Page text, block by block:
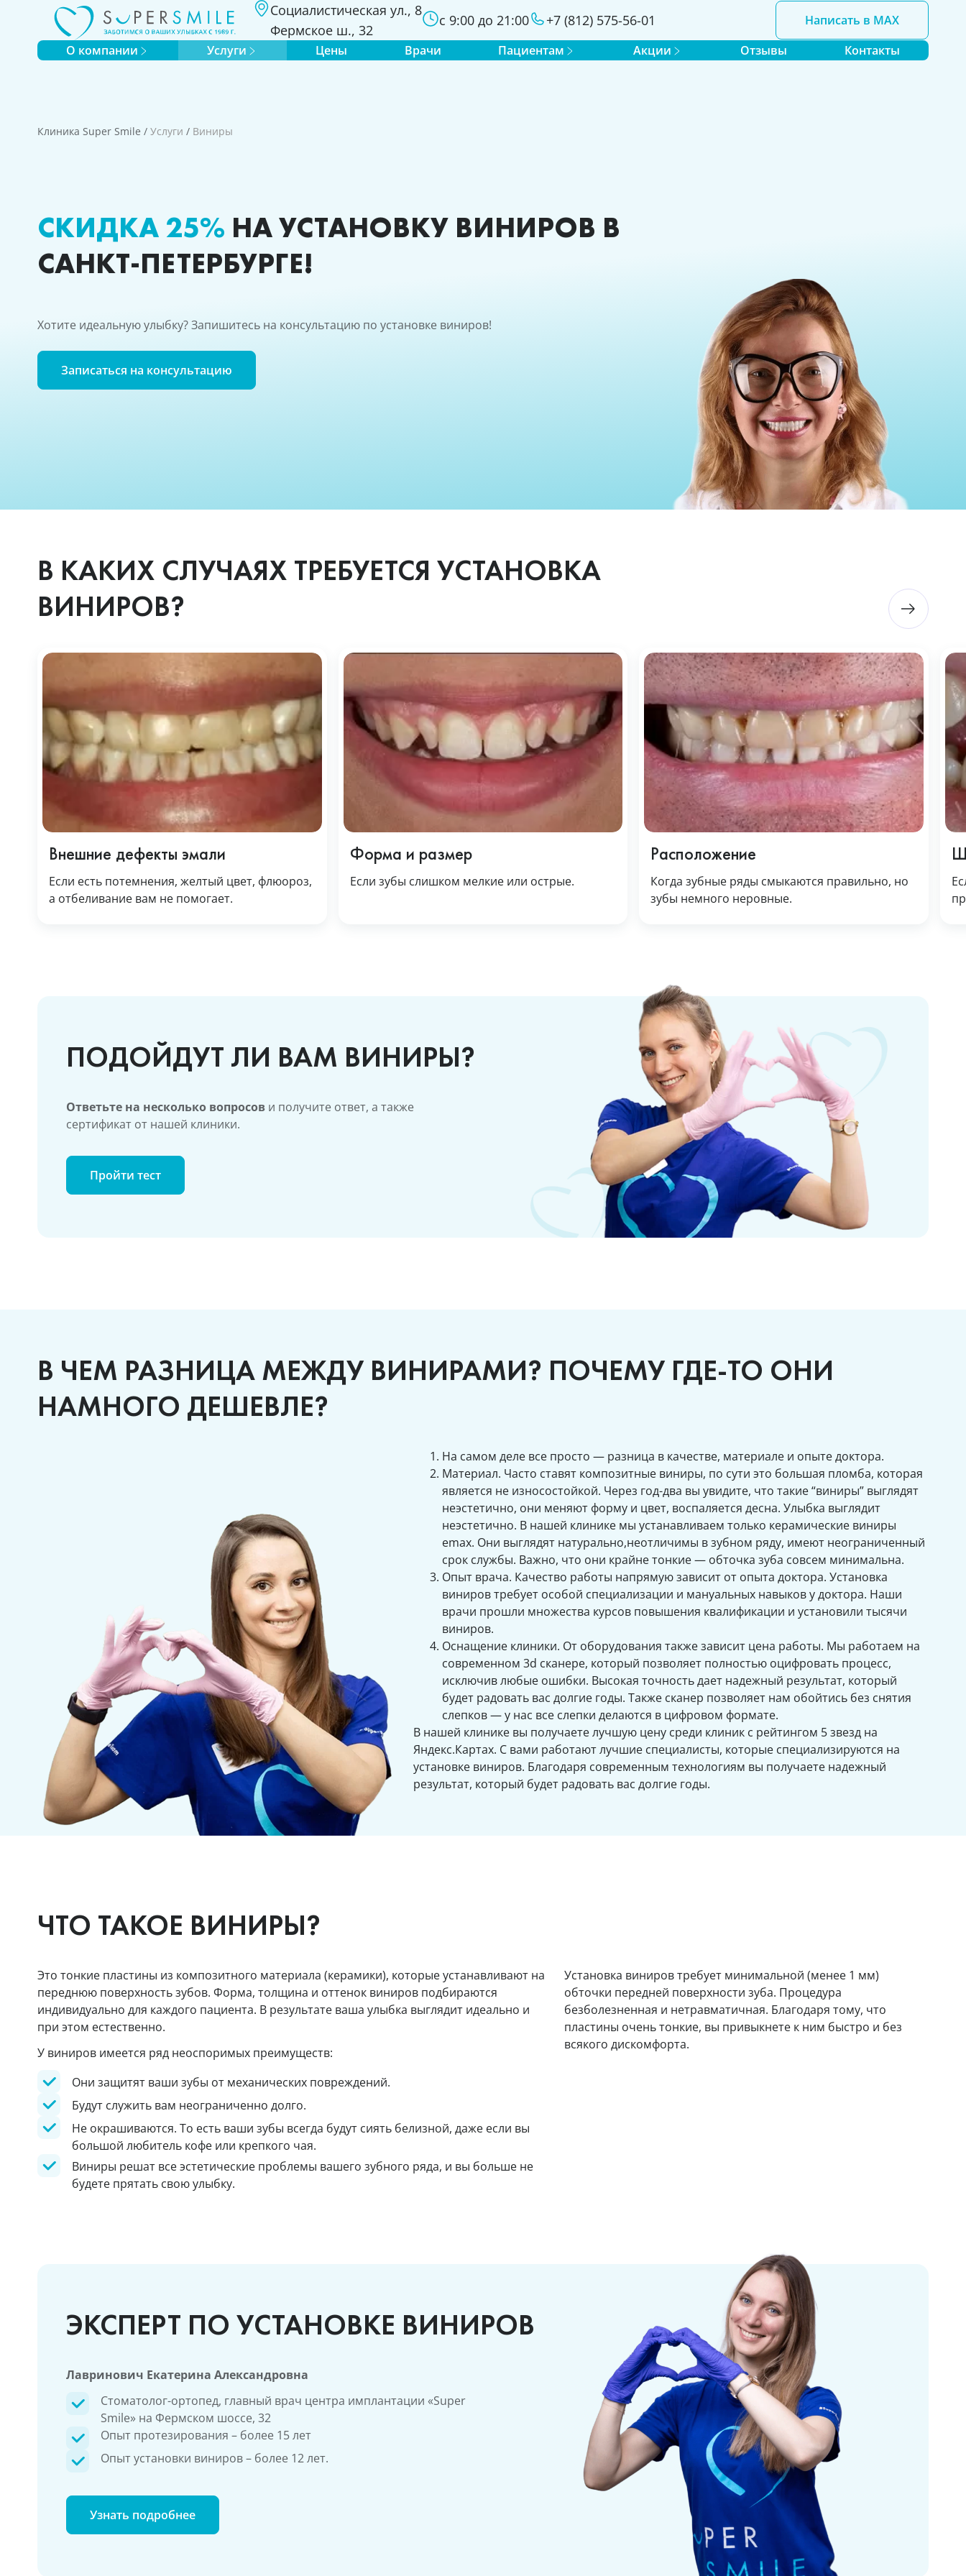
Клиника Super Smile / Услуги / Виниры
СКИДКА 25% НА УСТАНОВКУ ВИНИРОВ В
САНКТ-ПЕТЕРБУРГЕ!
Хотите идеальную улыбку? Запишитесь на консультацию по установке виниров!
Записаться на консультацию
В КАКИХ СЛУЧАЯХ ТРЕБУЕТСЯ УСТАНОВКА
ВИНИРОВ?
Внешние дефекты эмали
Если есть потемнения, желтый цвет, флюороз,
а отбеливание вам не помогает.
Форма и размер
Если зубы слишком мелкие или острые.
Расположение
Когда зубные ряды смыкаются правильно, но
зубы немного неровные.
ПОДОЙДУТ ЛИ ВАМ ВИНИРЫ?
Ответьте на несколько вопросов и получите ответ, а также
сертификат от нашей клиники.
Пройти тест
В ЧЕМ РАЗНИЦА МЕЖДУ ВИНИРАМИ? ПОЧЕМУ ГДЕ-ТО ОНИ
НАМНОГО ДЕШЕВЛЕ?
На самом деле все просто — разница в качестве, материале и опыте доктора.
Материал. Часто ставят композитные виниры, по сути это большая пломба, которая
является не износостойкой. Через год-два вы увидите, что такие “виниры” выглядят
неэстетично, они меняют форму и цвет, воспаляется десна. Улыбка выглядит
неэстетично. В нашей клинике мы устанавливаем только керамические виниры
emax. Они выглядят натурально,неотличимы в зубном ряду, имеют неограниченный
срок службы. Важно, что они крайне тонкие — обточка зуба совсем минимальна.
Опыт врача. Качество работы напрямую зависит от опыта доктора. Установка
виниров требует особой специализации и мануальных навыков у доктора. Наши
врачи прошли множества курсов повышения квалификации и установили тысячи
виниров.
Оснащение клиники. От оборудования также зависит цена работы. Мы работаем на
современном 3d сканере, который позволяет полностью оцифровать процесс,
исключив любые ошибки. Высокая точность дает надежный результат, который
будет радовать вас долгие годы. Также сканер позволяет нам обойтись без снятия
слепков — у нас все слепки делаются в цифровом формате.
В нашей клинике вы получаете лучшую цену среди клиник с рейтингом 5 звезд на
Яндекс.Картах. С вами работают лучшие специалисты, которые специализируются на
установке виниров. Благодаря современным технологиям вы получаете надежный
результат, который будет радовать вас долгие годы.
ЧТО ТАКОЕ ВИНИРЫ?
Это тонкие пластины из композитного материала (керамики), которые устанавливают на
переднюю поверхность зубов. Форма, толщина и оттенок виниров подбираются
индивидуально для каждого пациента. В результате ваша улыбка выглядит идеально и
при этом естественно.
У виниров имеется ряд неоспоримых преимуществ:
Они защитят ваши зубы от механических повреждений.
Будут служить вам неограниченно долго.
Не окрашиваются. То есть ваши зубы всегда будут сиять белизной, даже если вы
большой любитель кофе или крепкого чая.
Виниры решат все эстетические проблемы вашего зубного ряда, и вы больше не
будете прятать свою улыбку.
Установка виниров требует минимальной (менее 1 мм)
обточки передней поверхности зуба. Процедура
безболезненная и нетравматичная. Благодаря тому, что
пластины очень тонкие, вы привыкнете к ним быстро и без
всякого дискомфорта.
ЭКСПЕРТ ПО УСТАНОВКЕ ВИНИРОВ
Лавринович Екатерина Александровна
Стоматолог-ортопед, главный врач центра имплантации «Super
Smile» на Фермском шоссе, 32
Опыт протезирования – более 15 лет
Опыт установки виниров – более 12 лет.
Узнать подробнее
О компании Услуги Цены Врачи Пациентам Акции Отзывы Контакты
Социалистическая ул., 8
Фермское ш., 32
с 9:00 до 21:00 +7 (812) 575-56-01 Написать в MAX